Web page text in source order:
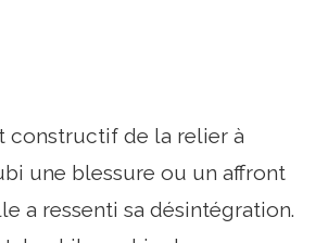
constructif de la relier à
une blessure ou un affront
a ressenti sa désintégration.